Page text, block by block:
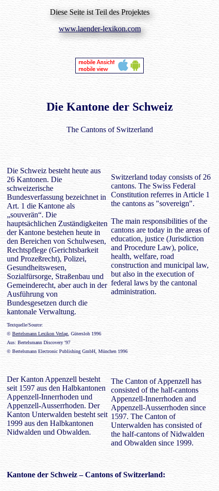
Diese Seite ist Teil des Projektes
www.laender-lexikon.com
Die Kantone der Schweiz
The Cantons of Switzerland
Die Schweiz besteht heute aus
26 Kantonen. Die
schweizerische
Bundesverfassung bezeichnet in
Art. 1 die Kantone als
„souverän“. Die
hauptsächlichen Zuständigkeiten
der Kantone bestehen heute in
den Bereichen von Schulwesen,
Rechtspflege (Gerichtsbarkeit
und Prozeßrecht), Polizei,
Gesundheitswesen,
Sozialfürsorge, Straßenbau und
Gemeinderecht, aber auch in der
Ausführung von
Bundesgesetzen durch die
kantonale Verwaltung.
Switzerland today consists of 26
cantons. The Swiss Federal
Constitution referres in Article 1
the cantons as "sovereign".
The main responsibilities of the
cantons are today in the areas of
education, justice (Jurisdiction
and Procedure Law), police,
health, welfare, road
construction and municipal law,
but also in the execution of
federal laws by the cantonal
administration.
Textquelle/Source:
© Bertelsmann Lexikon Verlag , Gütersloh 1996
Aus: Bertelsmann Discovery '97
© Bertelsmann Electronic Publishing GmbH, München 1996
Der Kanton Appenzell besteht
seit 1597 aus den Halbkantonen
Appenzell-Innerrhoden und
Appenzell-Ausserrhoden. Der
Kanton Unterwalden besteht seit
1999 aus den Halbkantonen
Nidwalden und Obwalden.
The Canton of Appenzell has
consisted of the half-cantons
Appenzell-Innerrhoden and
Appenzell-Ausserrhoden since
1597. The Canton of
Unterwalden has consisted of
the half-cantons of Nidwalden
and Obwalden since 1999.
Kantone der Schweiz– Cantons of Switzerland: